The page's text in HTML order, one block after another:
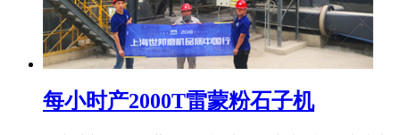
每小时产2000T雷蒙粉石子机